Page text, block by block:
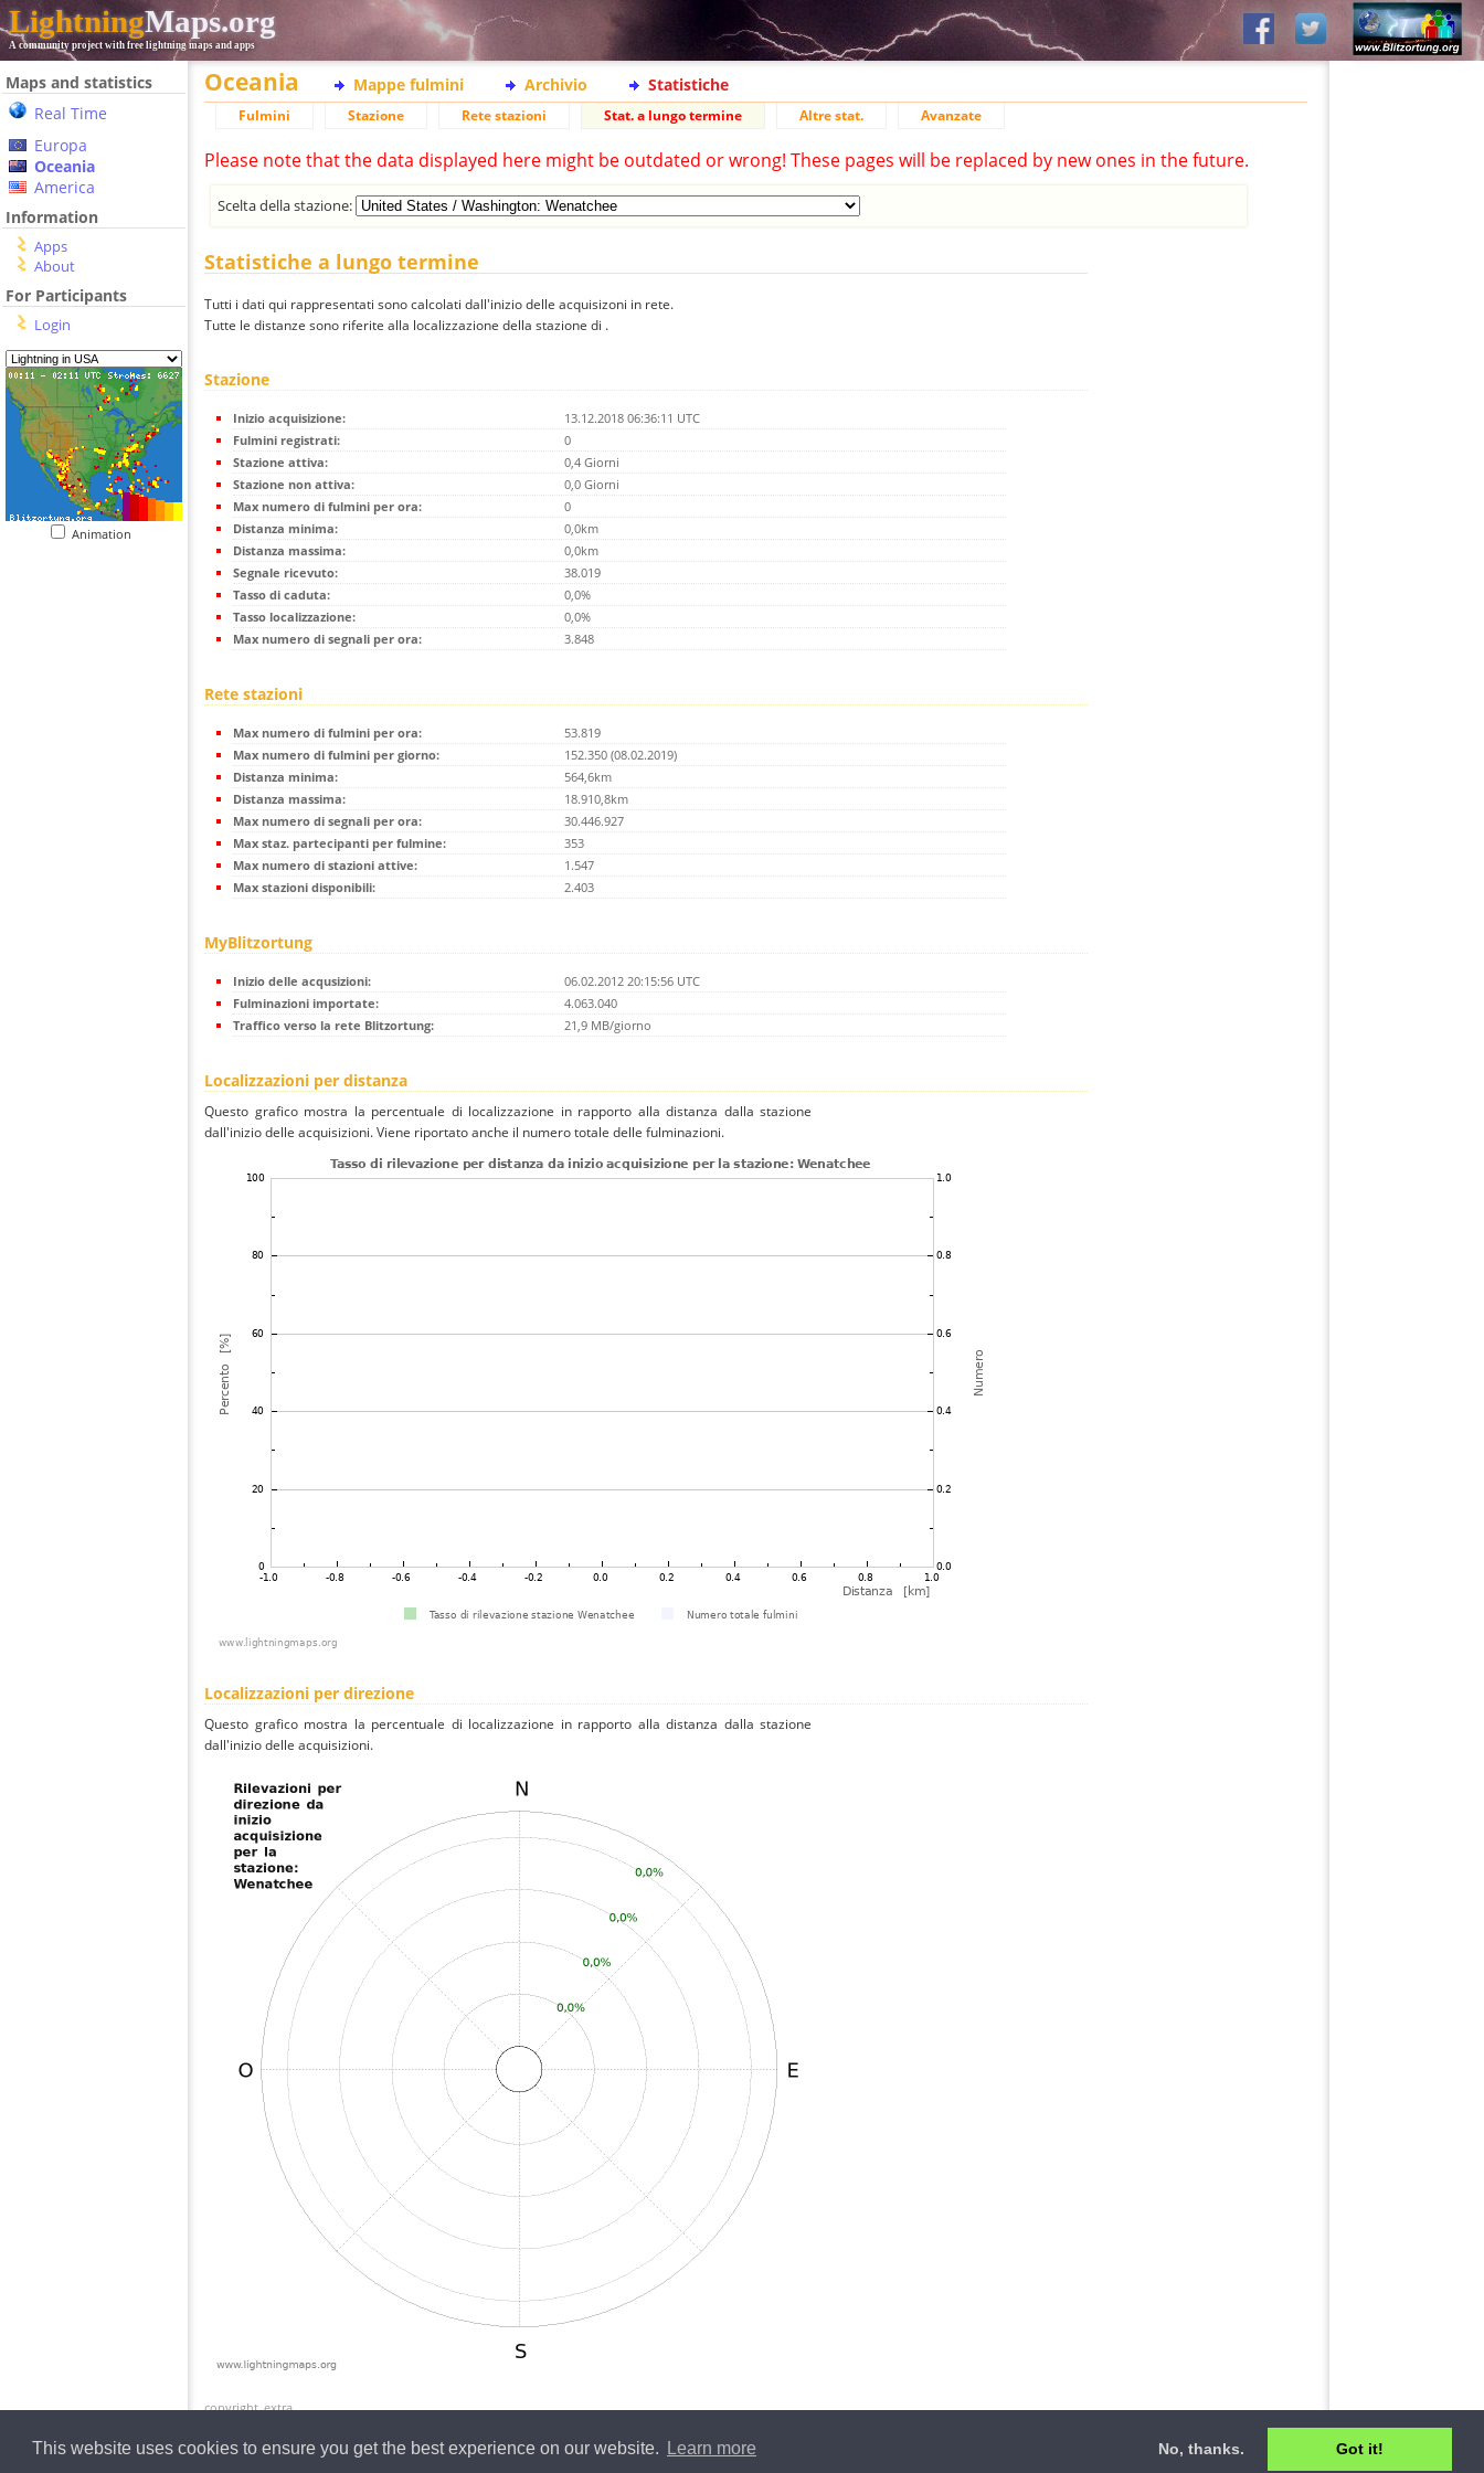
This website uses cookies to ensure you get the best experience on our website. Learn more No, thanks. Got it!
LightningMaps.org
A community project with free lightning maps and apps
Maps and statistics
Real Time
Europa
Oceania
America
Information
Apps
About
For Participants
Login
Animation
Oceania Mappe fulmini Archivio Statistiche
Fulmini Stazione Rete stazioni Stat. a lungo termine Altre stat. Avanzate
Please note that the data displayed here might be outdated or wrong! These pages will be replaced by new ones in the future.
Scelta della stazione:
Statistiche a lungo termine
Tutti i dati qui rappresentati sono calcolati dall'inizio delle acquisizoni in rete.
Tutte le distanze sono riferite alla localizzazione della stazione di .
Stazione
Inizio acquisizione:
13.12.2018 06:36:11 UTC
Fulmini registrati:
0
Stazione attiva:
0,4 Giorni
Stazione non attiva:
0,0 Giorni
Max numero di fulmini per ora:
0
Distanza minima:
0,0km
Distanza massima:
0,0km
Segnale ricevuto:
38.019
Tasso di caduta:
0,0%
Tasso localizzazione:
0,0%
Max numero di segnali per ora:
3.848
Rete stazioni
Max numero di fulmini per ora:
53.819
Max numero di fulmini per giorno:
152.350 (08.02.2019)
Distanza minima:
564,6km
Distanza massima:
18.910,8km
Max numero di segnali per ora:
30.446.927
Max staz. partecipanti per fulmine:
353
Max numero di stazioni attive:
1.547
Max stazioni disponibili:
2.403
MyBlitzortung
Inizio delle acqusizioni:
06.02.2012 20:15:56 UTC
Fulminazioni importate:
4.063.040
Traffico verso la rete Blitzortung:
21,9 MB/giorno
Localizzazioni per distanza
Questo grafico mostra la percentuale di localizzazione in rapporto alla distanza dalla stazione
dall'inizio delle acquisizioni. Viene riportato anche il numero totale delle fulminazioni.
Localizzazioni per direzione
Questo grafico mostra la percentuale di localizzazione in rapporto alla distanza dalla stazione
dall'inizio delle acquisizioni.
copyright_extra